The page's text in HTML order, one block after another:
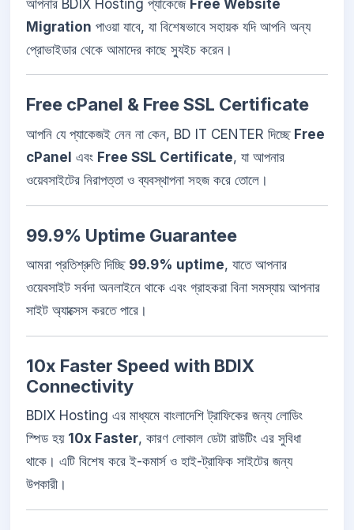
আপনার BDIX Hosting প্যাকেজে Free Website
Migration পাওয়া যাবে, যা বিশেষভাবে সহায়ক যদি আপনি অন্য
প্রোভাইডার থেকে আমাদের কাছে স্যুইচ করেন।
Free cPanel & Free SSL Certificate
আপনি যে প্যাকেজই নেন না কেন, BD IT CENTER দিচ্ছে Free
cPanel এবং Free SSL Certificate, যা আপনার
ওয়েবসাইটের নিরাপত্তা ও ব্যবস্থাপনা সহজ করে তোলে।
99.9% Uptime Guarantee
আমরা প্রতিশ্রুতি দিচ্ছি 99.9% uptime, যাতে আপনার
ওয়েবসাইট সর্বদা অনলাইনে থাকে এবং গ্রাহকরা বিনা সমস্যায় আপনার
সাইট অ্যাক্সেস করতে পারে।
10x Faster Speed with BDIX
Connectivity
BDIX Hosting এর মাধ্যমে বাংলাদেশি ট্রাফিকের জন্য লোডিং
স্পিড হয় 10x Faster, কারণ লোকাল ডেটা রাউটিং এর সুবিধা
থাকে। এটি বিশেষ করে ই-কমার্স ও হাই-ট্রাফিক সাইটের জন্য
উপকারী।